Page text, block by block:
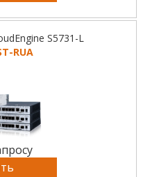
S5731-L
RUA